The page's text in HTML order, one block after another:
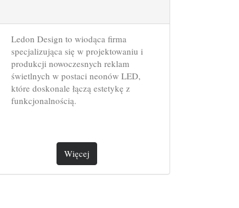
Ledon Design to wiodąca firma
specjalizująca się w projektowaniu i
produkcji nowoczesnych reklam
świetlnych w postaci neonów LED,
które doskonale łączą estetykę z
funkcjonalnością.
Więcej